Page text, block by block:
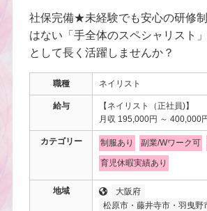
社保完備★未経験でも安心の研修
はない「手全体のスペシャリスト
として長く活躍しませんか？
職種 ネイリスト
給与
【ネイリスト（正社員)】
月収 195,000円 ～ 400,000
カテゴリー 制服あり 副業/Wワーク可
育児休暇実績あり
地域
大阪府
松原市・藤井寺市・羽曳野